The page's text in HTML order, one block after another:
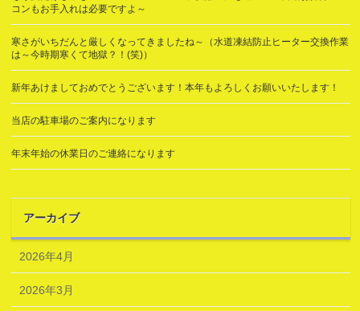
コンもお手入れは必要ですよ～
寒さがいちだんと厳しくなってきましたね～（水道凍結防止ヒーター交換作業
は～今時期寒くて地獄？！(笑)）
新年あけましておめでとうございます！本年もよろしくお願いいたします！
当店の駐車場のご案内になります
年末年始の休業日のご連絡になります
アーカイブ
2026年4月
2026年3月